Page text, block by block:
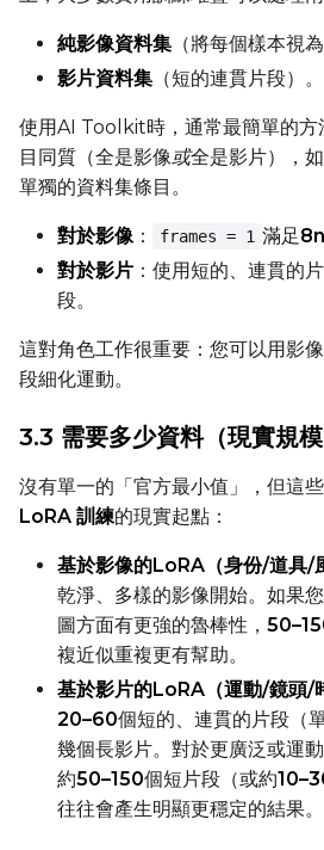
純影像資料集 （將每個樣本視
影片資料集 （短的連貫片段）。
使用AI Toolkit時，通常最簡單的方
目同質（全是影像或全是影片），
單獨的資料集條目。
對於影像 ： frames = 1 滿足
對於影片 ：使用短的、連貫的
段。
這對角色工作很重要：您可以用影
段細化運動。
3.3 需要多少資料（現實規
沒有單一的「官方最小值」，但這
LoRA 訓練的現實起點：
基於影像的LoRA（身份/道具/
乾淨、多樣的影像開始。如果
圖方面有更強的魯棒性，
複近似重複更有幫助。
基於影片的LoRA（運動/鏡頭/
20–60個短的、連貫的片段（
幾個長影片。對於更廣泛或運
約50–150個短片段（或約
往往會產生明顯更穩定的結果。